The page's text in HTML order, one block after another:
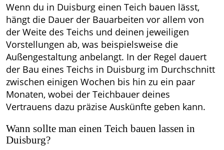
Wenn du in Duisburg einen Teich bauen lässt,
hängt die Dauer der Bauarbeiten vor allem von
der Weite des Teichs und deinen jeweiligen
Vorstellungen ab, was beispielsweise die
Außengestaltung anbelangt. In der Regel dauert
der Bau eines Teichs in Duisburg im Durchschnitt
zwischen einigen Wochen bis hin zu ein paar
Monaten, wobei der Teichbauer deines
Vertrauens dazu präzise Auskünfte geben kann.
Wann sollte man einen Teich bauen lassen in
Duisburg?